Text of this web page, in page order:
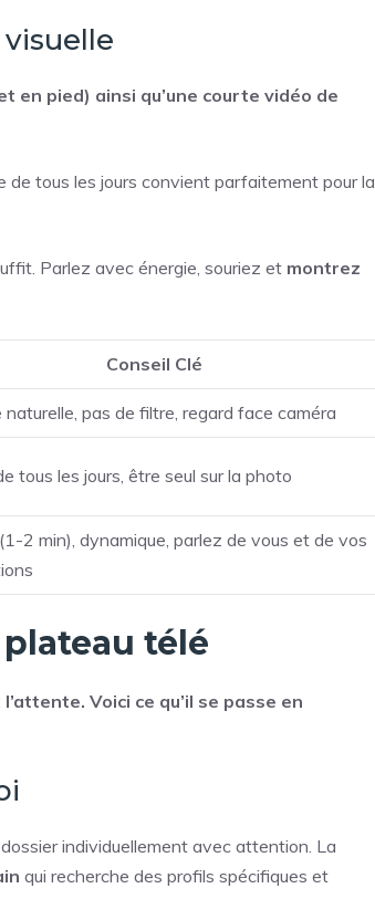
pied) ainsi qu’une courte vidéo de
de tous les jours convient parfaitement pour la
Parlez avec énergie, souriez et montrez
Conseil Clé
naturelle, pas de filtre, regard face caméra
tous les jours, être seul sur la photo
2 min), dynamique, parlez de vous et de vos
télé
l’attente. Voici ce qu’il se passe en
individuellement avec attention. La
qui recherche des profils spécifiques et